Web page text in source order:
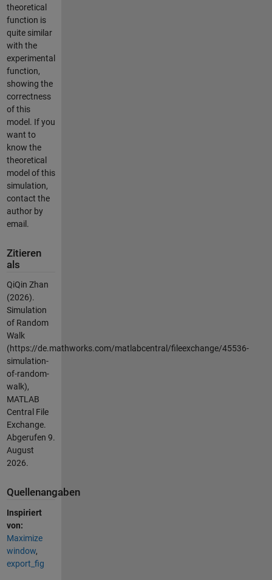
theoretical
function is
quite similar
with the
experimental
function,
showing the
correctness
of this
model. If you
want to
know the
theoretical
model of this
simulation,
contact the
author by
email.
Zitieren
als
QiQin Zhan
(2026).
Simulation
of Random
Walk
(https://de.mathworks.com/matlabcentral/fileexchange/45536-
simulation-
of-random-
walk),
MATLAB
Central File
Exchange.
Abgerufen 9.
August
2026.
Quellenangaben
Inspiriert
von:
Maximize
window,
export_fig